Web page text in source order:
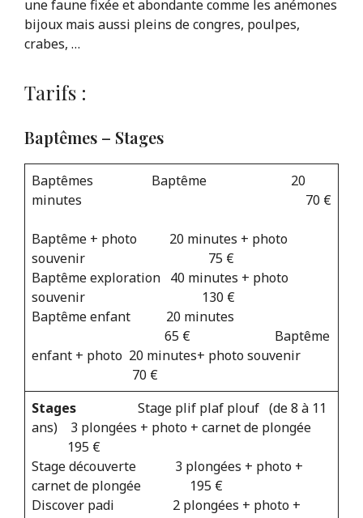
une faune fixée et abondante comme les anémones
bijoux mais aussi pleins de congres, poulpes,
crabes, …
Tarifs :
Baptêmes – Stages
Baptêmes Baptême 20
minutes 70 €
Baptême + photo 20 minutes + photo
souvenir 75 €
Baptême exploration 40 minutes + photo
souvenir 130 €
Baptême enfant 20 minutes
65 € Baptême
enfant + photo 20 minutes+ photo souvenir
70 €
Stages Stage plif plaf plouf (de 8 à 11
ans) 3 plongées + photo + carnet de plongée
195 €
Stage découverte 3 plongées + photo +
carnet de plongée 195 €
Discover padi 2 plongées + photo +